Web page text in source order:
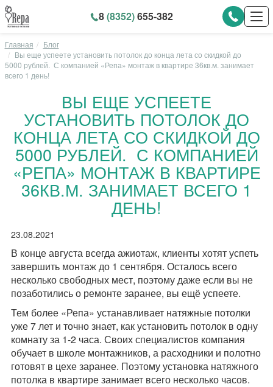
8(8352)655-382
Главная
Блог
Вы еще успеете установить потолок до конца лета со скидкой до
5000 рублей. С компанией «Репа» монтаж в квартире 36кв.м. занимает
всего 1 день!
ВЫ ЕЩЕ УСПЕЕТЕ
УСТАНОВИТЬ ПОТОЛОК ДО
КОНЦА ЛЕТА СО СКИДКОЙ ДО
5000 РУБЛЕЙ. С КОМПАНИЕЙ
«РЕПА» МОНТАЖ В КВАРТИРЕ
36КВ.М. ЗАНИМАЕТ ВСЕГО 1
ДЕНЬ!
23.08.2021
В конце августа всегда ажиотаж, клиенты хотят успеть
завершить монтаж до 1 сентября. Осталось всего
несколько свободных мест, поэтому даже если вы не
позаботились о ремонте заранее, вы ещё успеете.
Тем более «Репа» устанавливает натяжные потолки
уже 7 лет и точно знает, как установить потолок в одну
комнату за 1-2 часа. Своих специалистов компания
обучает в школе монтажников, а расходники и полотно
готовят в цехе заранее. Поэтому установка натяжного
потолка в квартире занимает всего несколько часов.